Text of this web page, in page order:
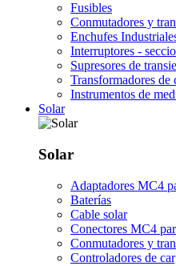
Fusibles
Conmutadores y
Enchufes
Interruptores -
Supresores de
Transformadores de
Instrumentos de
Solar
Solar
Adaptadores MC4
Baterías
Cable solar
Conectores MC4
Conmutadores y
Controladores de